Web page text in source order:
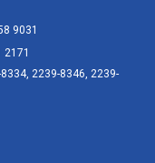
9031
2171
2239-8346, 2239-